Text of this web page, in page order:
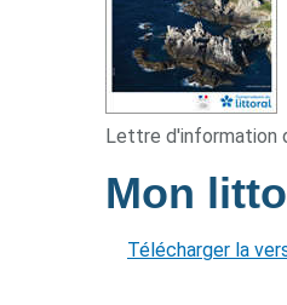
Lettre d'information
Mon
Télécharger la